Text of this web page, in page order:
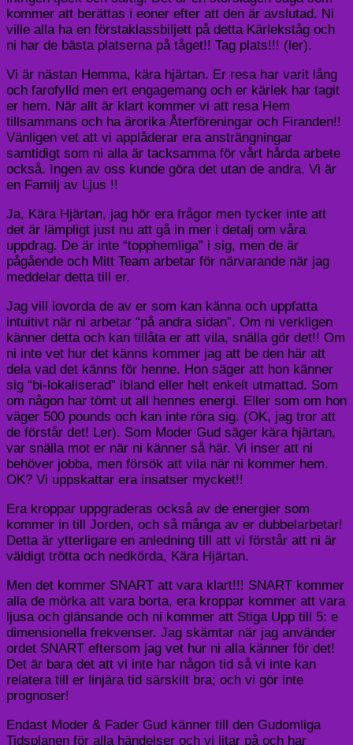
kommer att berättas i eoner efter att den är avslutad. Ni
ville alla ha en förstaklassbiljett på detta Kärlekståg och
ni har de bästa platserna på tåget!! Tag plats!!! (ler).
Vi är nästan Hemma, kära hjärtan. Er resa har varit lång
och farofylld men ert engagemang och er kärlek har tagit
er hem. När allt är klart kommer vi att resa Hem
tillsammans och ha ärorika Återföreningar och Firanden!!
Vänligen vet att vi applåderar era ansträngningar
samtidigt som ni alla är tacksamma för vårt hårda arbete
också. Ingen av oss kunde göra det utan de andra. Vi är
en Familj av Ljus !!
Ja, Kära Hjärtan, jag hör era frågor men tycker inte att
det är lämpligt just nu att gå in mer i detalj om våra
uppdrag. De är inte “topphemliga” i sig, men de är
pågående och Mitt Team arbetar för närvarande när jag
meddelar detta till er.
Jag vill lovorda de av er som kan känna och uppfatta
intuitivt när ni arbetar “på andra sidan”. Om ni verkligen
känner detta och kan tillåta er att vila, snälla gör det!! Om
ni inte vet hur det känns kommer jag att be den här att
dela vad det känns för henne. Hon säger att hon känner
sig “bi-lokaliserad” ibland eller helt enkelt utmattad. Som
om någon har tömt ut all hennes energi. Eller som om hon
väger 500 pounds och kan inte röra sig. (OK, jag tror att
de förstår det! Ler). Som Moder Gud säger kära hjärtan,
var snälla mot er när ni känner så här. Vi inser att ni
behöver jobba, men försök att vila när ni kommer hem.
OK? Vi uppskattar era insatser mycket!!
Era kroppar uppgraderas också av de energier som
kommer in till Jorden, och så många av er dubbelarbetar!
Detta är ytterligare en anledning till att vi förstår att ni är
väldigt trötta och nedkörda, Kära Hjärtan.
Men det kommer SNART att vara klart!!! SNART kommer
alla de mörka att vara borta, era kroppar kommer att vara
ljusa och glänsande och ni kommer att Stiga Upp till 5: e
dimensionella frekvenser. Jag skämtar när jag använder
ordet SNART eftersom jag vet hur ni alla känner för det!
Det är bara det att vi inte har någon tid så vi inte kan
relatera till er linjära tid särskilt bra; och vi gör inte
prognoser!
Endast Moder & Fader Gud känner till den Gudomliga
Tidsplanen för alla händelser och vi litar på och har